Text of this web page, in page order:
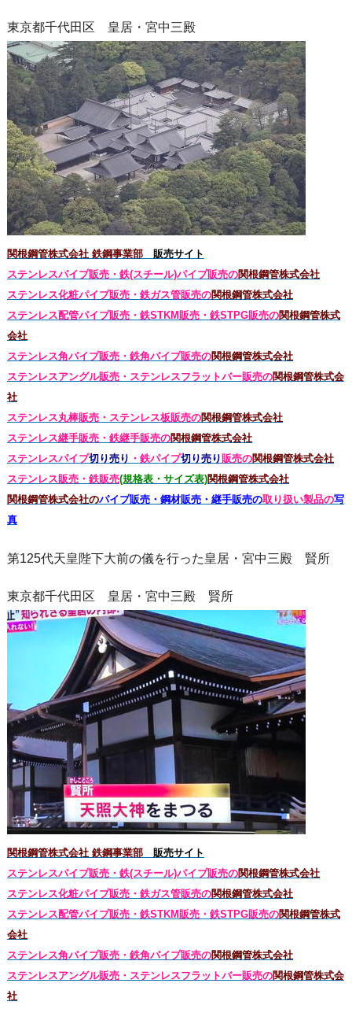
東京都千代田区 皇居・宮中三殿
関根鋼管株式会社 鉄鋼事業部 販売サイト
ステンレスパイプ販売・鉄(スチール)パイプ販売の関根鋼管株式会社
ステンレス化粧パイプ販売・鉄ガス管販売の関根鋼管株式会社
ステンレス配管パイプ販売・鉄STKM販売・鉄STPG販売の関根鋼管株式
会社
ステンレス角パイプ販売・鉄角パイプ販売の関根鋼管株式会社
ステンレスアングル販売・ ステンレスフラットバー販売の関根鋼管株式会
社
ステンレス丸棒販売・ ステンレス板販売の関根鋼管株式会社
ステンレス継手販売・鉄継手販売の関根鋼管株式会社
ステンレスパイプ切り売り ・鉄パイプ切り売り 販売の関根鋼管株式会社
ステンレス販売・鉄販売(規格表・サイズ表)関根鋼管株式会社
関根鋼管株式会社のパイプ販売・鋼材販売・継手販売の取り扱い製品の写
真
第125代天皇陛下大前の儀を行った皇居・宮中三殿 賢所
東京都千代田区 皇居・宮中三殿 賢所
関根鋼管株式会社 鉄鋼事業部 販売サイト
ステンレスパイプ販売・鉄(スチール)パイプ販売の関根鋼管株式会社
ステンレス化粧パイプ販売・鉄ガス管販売の関根鋼管株式会社
ステンレス配管パイプ販売・鉄STKM販売・鉄STPG販売の関根鋼管株式
会社
ステンレス角パイプ販売・鉄角パイプ販売の関根鋼管株式会社
ステンレスアングル販売・ ステンレスフラットバー販売の関根鋼管株式会
社